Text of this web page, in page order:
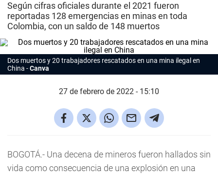
Según cifras oficiales durante el 2021 fueron
reportadas 128 emergencias en minas en toda
Colombia, con un saldo de 148 muertos
Dos muertos y 20 trabajadores rescatados en una mina ilegal en
China
Canva
27 de febrero de 2022 - 15:10
BOGOTÁ.- Una decena de mineros fueron hallados sin
vida como consecuencia de una explosión en una